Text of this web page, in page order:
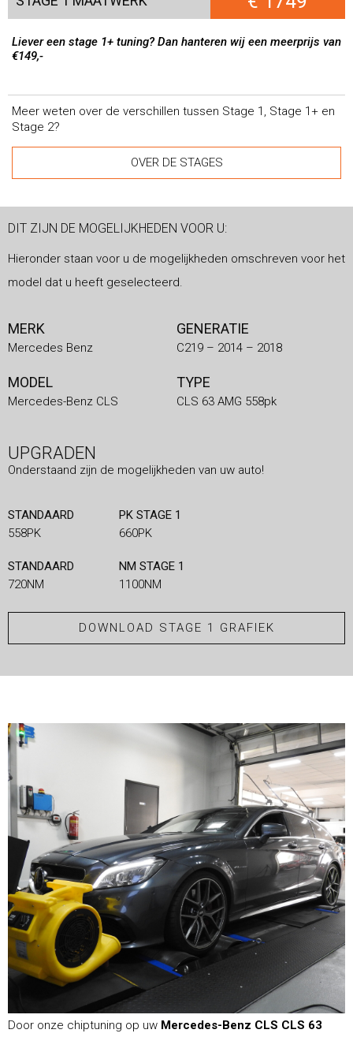
Liever een stage 1+ tuning? Dan hanteren wij een meerprijs van
€149,-
Meer weten over de verschillen tussen Stage 1, Stage 1+ en
Stage 2?
OVER DE STAGES
DIT ZIJN DE MOGELIJKHEDEN VOOR U:
Hieronder staan voor u de mogelijkheden omschreven voor het
model dat u heeft geselecteerd.
MERK
Mercedes Benz
GENERATIE
C219 – 2014 – 2018
MODEL
Mercedes-Benz CLS
TYPE
CLS 63 AMG 558pk
UPGRADEN
Onderstaand zijn de mogelijkheden van uw auto!
STANDAARD
558PK
PK STAGE 1
660PK
STANDAARD
720NM
NM STAGE 1
1100NM
DOWNLOAD STAGE 1 GRAFIEK
Door onze chiptuning op uw Mercedes-Benz CLS CLS 63